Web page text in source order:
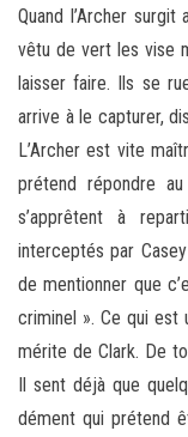
Quand l’Archer surgit
vêtu de vert les vise
laisser faire. Ils se
arrive à le capturer,
L’Archer est vite
prétend répondre
s’apprêtent à
interceptés par
de mentionner que
criminel ». Ce qui est
mérite de Clark. De
Il sent déjà que
dément qui prétend